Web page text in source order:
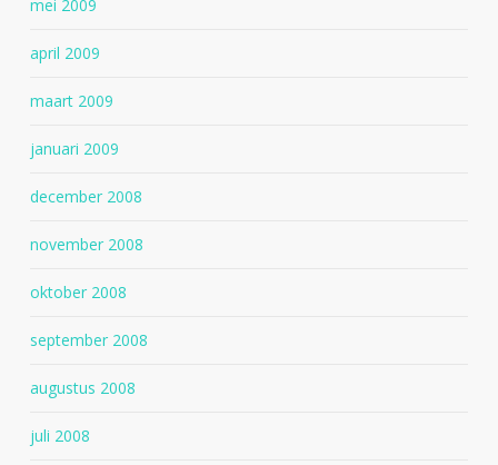
mei 2009
april 2009
maart 2009
januari 2009
december 2008
november 2008
oktober 2008
september 2008
augustus 2008
juli 2008